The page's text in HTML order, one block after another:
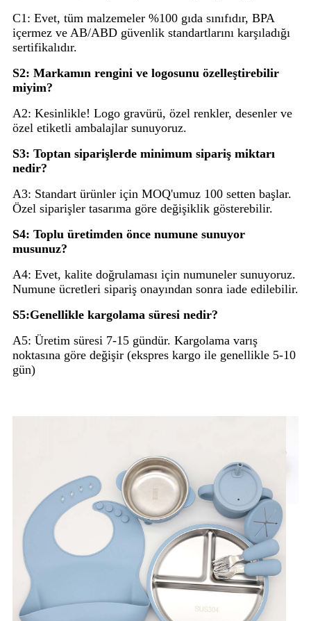
C1: Evet, tüm malzemeler %100 gıda sınıfıdır, BPA
içermez ve AB/ABD güvenlik standartlarını karşıladığı
sertifikalıdır.
S2: Markamın rengini ve logosunu özelleştirebilir
miyim?
A2: Kesinlikle! Logo gravürü, özel renkler, desenler ve
özel etiketli ambalajlar sunuyoruz.
S3: Toptan siparişlerde minimum sipariş miktarı
nedir?
A3: Standart ürünler için MOQ'umuz 100 setten başlar.
Özel siparişler tasarıma göre değişiklik gösterebilir.
S4: Toplu üretimden önce numune sunuyor
musunuz?
A4: Evet, kalite doğrulaması için numuneler sunuyoruz.
Numune ücretleri sipariş onayından sonra iade edilebilir.
S5:Genellikle kargolama süresi nedir?
A5: Üretim süresi 7-15 gündür. Kargolama varış
noktasına göre değişir (ekspres kargo ile genellikle 5-10
gün)